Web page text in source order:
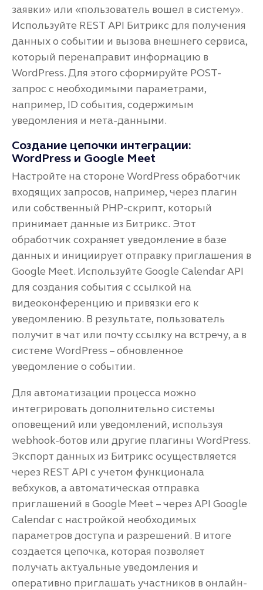
заявки» или «пользователь вошел в систему».
Используйте REST API Битрикс для получения
данных о событии и вызова внешнего сервиса,
который перенаправит информацию в
WordPress. Для этого сформируйте POST-
запрос с необходимыми параметрами,
например, ID события, содержимым
уведомления и мета-данными.
Создание цепочки интеграции:
WordPress и Google Meet
Настройте на стороне WordPress обработчик
входящих запросов, например, через плагин
или собственный PHP-скрипт, который
принимает данные из Битрикс. Этот
обработчик сохраняет уведомление в базе
данных и инициирует отправку приглашения в
Google Meet. Используйте Google Calendar API
для создания события с ссылкой на
видеоконференцию и привязки его к
уведомлению. В результате, пользователь
получит в чат или почту ссылку на встречу, а в
системе WordPress – обновленное
уведомление о событии.
Для автоматизации процесса можно
интегрировать дополнительно системы
оповещений или уведомлений, используя
webhook-ботов или другие плагины WordPress.
Экспорт данных из Битрикс осуществляется
через REST API с учетом функционала
вебхуков, а автоматическая отправка
приглашений в Google Meet – через API Google
Calendar с настройкой необходимых
параметров доступа и разрешений. В итоге
создается цепочка, которая позволяет
получать актуальные уведомления и
оперативно приглашать участников в онлайн-